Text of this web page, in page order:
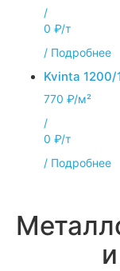
/
0 ₽/т
/ Подробнее
Kvinta
770 ₽/м²
/
0 ₽/т
/ Подробнее